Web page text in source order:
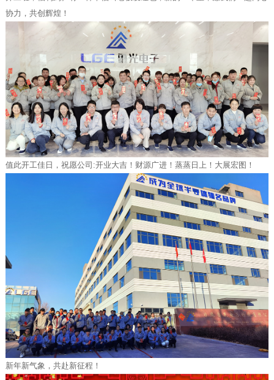
协力，共创辉煌！
值此开工佳日，祝愿公司:开业大吉！财源广进！蒸蒸日上！大展宏图！
新年新气象，共赴新征程！